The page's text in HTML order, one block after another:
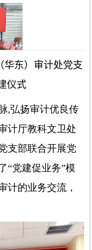
华东）审计处党支
仪式
,弘扬审计优良传
计厅教科文卫处
支部联合开展党
“党建促业务”模
计的业务交流，